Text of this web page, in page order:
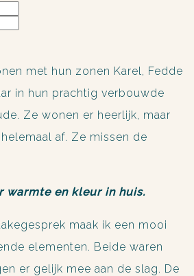
met hun zonen Karel, Fedde
in hun prachtig verbouwde
Ze wonen er heerlijk, maar
af. Ze missen de
warmte en kleur in huis.
maak ik een mooi
elementen. Beide waren
er gelijk mee aan de slag. De